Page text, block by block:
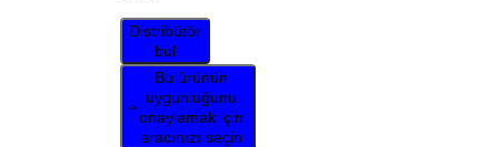
Distribütör
bul
Bu ürünün
uygunluğunu
onaylamak için
aracınızı seçin